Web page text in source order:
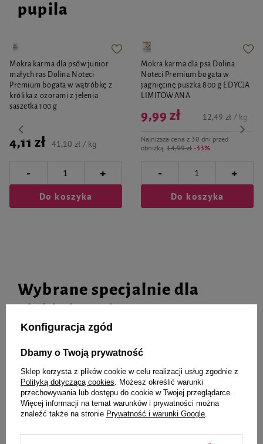
pupila
Mokra karma dla psów junior
małych ras Dolina Noteci
Premium bogata w wątróbkę z
królika z ozorami z jelenia
saszetka 100 g
4,11 zł 41,10 zł / kg
- +
Do koszyka
Mokra karma dla psa Dolina
Noteci Premium bogata w
jagnięcinę puszka 800 g EDYCJA
LIMITOWANA
Najniższa cena z 30 dni przed
obniżką 14,99 zł -33%
9,99 zł 12,49 zł / kg
- +
Do koszyka
Wybrane specjalnie dla
Ciebie i Twojego czworonoga
hantel TAO 12,5 cm
15,99 zł
- +
do gryzienia dla psa kolorowy
lód 15,5 cm
7,38 zł
- +
Konfiguracja zgód
Dbamy o Twoją prywatność
Sklep korzysta z plików cookie w celu realizacji usług zgodnie z
Polityką dotyczącą cookies . Możesz określić warunki
przechowywania lub dostępu do cookie w Twojej przeglądarce.
Więcej informacji na temat warunków i prywatności można
znaleźć także na stronie Prywatność i warunki Google